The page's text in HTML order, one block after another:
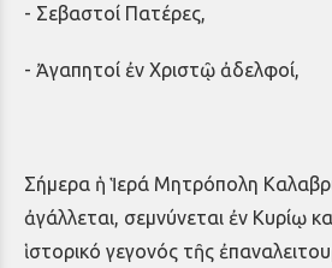
- Σεβαστοί Πατέρες,
- Ἀγαπητοί ἐν Χριστῷ ἀδελφοί,
Σήμερα ἡ Ἱερά Μητρόπολη
ἀγάλλεται, σεμνύνεται ἐν Κυρίῳ
ἱστορικό γεγονός τῆς